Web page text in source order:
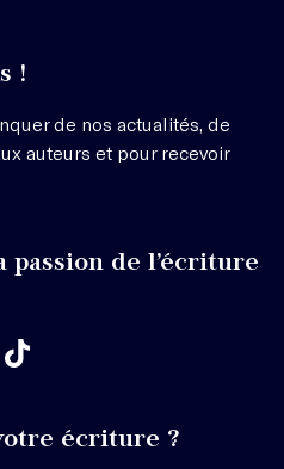
!
de nos actualités, de
auteurs et pour recevoir
passion de l’écriture
écriture ?